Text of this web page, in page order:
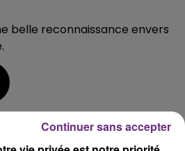
belle reconnaissance envers
M6. Continuer sans accepter